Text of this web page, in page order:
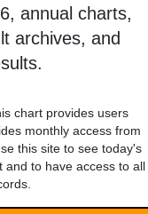
annual charts,
archives, and
chart provides users
monthly access from
this site to see today's
and to have access to all